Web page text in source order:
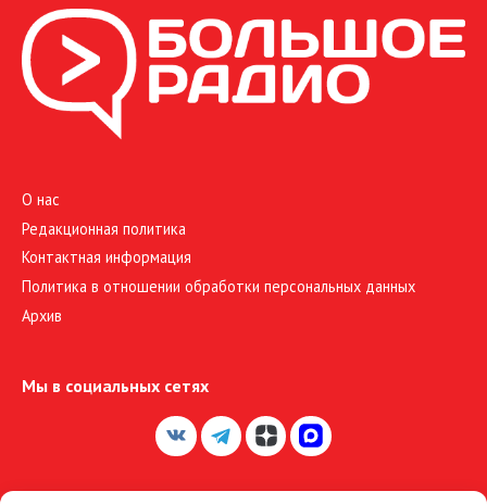
О нас
Редакционная политика
Контактная информация
Политика в отношении обработки персональных данных
Архив
Мы в социальных сетях